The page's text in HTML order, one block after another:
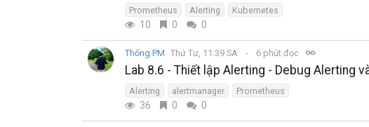
Prometheus Alerting Kubernetes
10 0 0
Thống PM Thứ Tư, 11:39 SA 6 phút đọc
Lab 8.6 - Thiết lập Alerting - Debug Alerting
Alerting alertmanager Prometheus
36 0 0